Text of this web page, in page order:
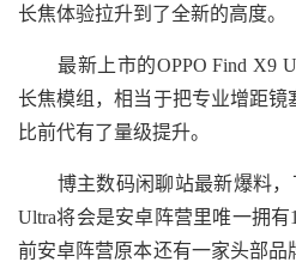
长焦体验拉升到了全新的高度。
最新上市的OPPO Find X9
长焦模组，相当于把专业增距镜
比前代有了量级提升。
博主数码闲聊站最新爆料，
Ultra将会是安卓阵营里唯一拥
前安卓阵营原本还有一家头部品